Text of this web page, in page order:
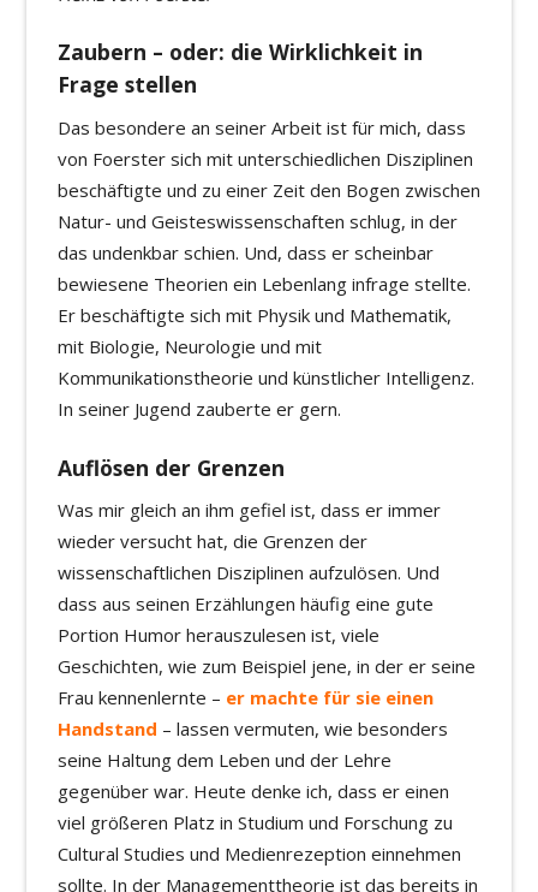
Zaubern – oder: die Wirklichkeit in
Frage stellen
Das besondere an seiner Arbeit ist für mich, dass
von Foerster sich mit unterschiedlichen Disziplinen
beschäftigte und zu einer Zeit den Bogen zwischen
Natur- und Geisteswissenschaften schlug, in der
das undenkbar schien. Und, dass er scheinbar
bewiesene Theorien ein Lebenlang infrage stellte.
Er beschäftigte sich mit Physik und Mathematik,
mit Biologie, Neurologie und mit
Kommunikationstheorie und künstlicher Intelligenz.
In seiner Jugend zauberte er gern.
Auflösen der Grenzen
Was mir gleich an ihm gefiel ist, dass er immer
wieder versucht hat, die Grenzen der
wissenschaftlichen Disziplinen aufzulösen. Und
dass aus seinen Erzählungen häufig eine gute
Portion Humor herauszulesen ist, viele
Geschichten, wie zum Beispiel jene, in der er seine
Frau kennenlernte – er machte für sie einen
Handstand – lassen vermuten, wie besonders
seine Haltung dem Leben und der Lehre
gegenüber war. Heute denke ich, dass er einen
viel größeren Platz in Studium und Forschung zu
Cultural Studies und Medienrezeption einnehmen
sollte. In der Managementtheorie ist das bereits in